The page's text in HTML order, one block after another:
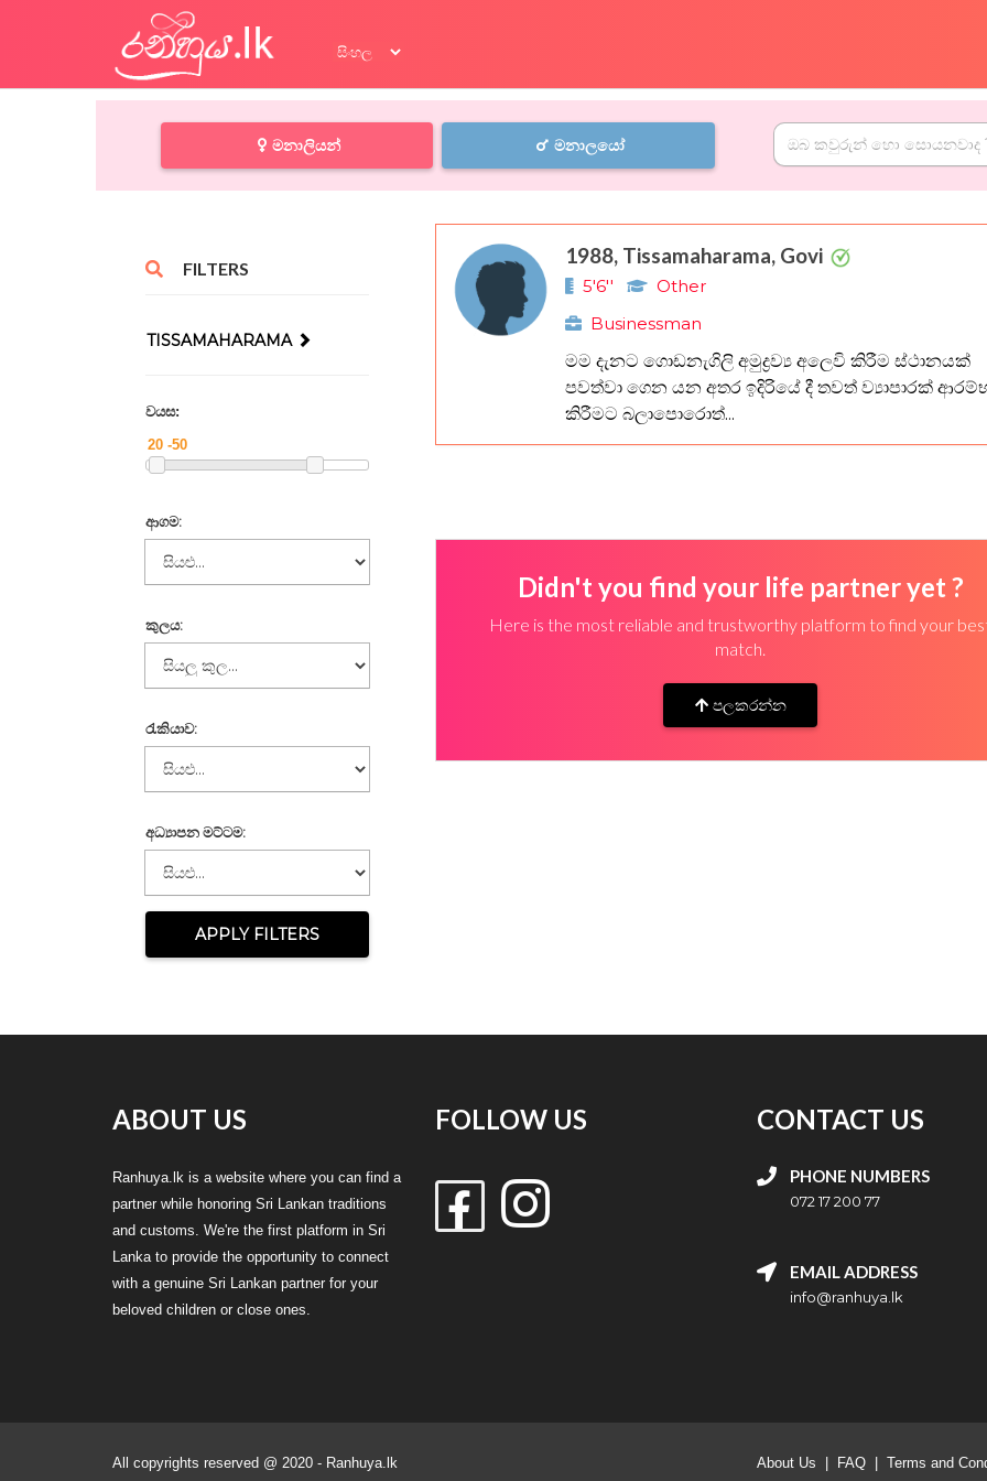
මනාලියන් මනාලයෝ
FILTERS
TISSAMAHARAMA
වයස:
ආගම:
කුලය:
රැකියාව:
අධ්‍යාපන මට්ටම:
APPLY FILTERS
1988, Tissamaharama, Govi
5'6''
Other
Businessman
මම දැනට ගොඩනැගිලි අමුද්‍රව්‍ය අලෙවි කිරීම ස්ථානයක්
පවත්වා ගෙන යන අතර ඉදිරියේ දී තවත් ව්‍යාපාරක්
කිරීමට බලාපොරොත්...
Didn't you find your life partner yet ?
Here is the most reliable and trustworthy platform to find your
match.
පලකරන්න
ABOUT US
Ranhuya.lk is a website where you can find a
partner while honoring Sri Lankan traditions
and customs. We're the first platform in Sri
Lanka to provide the opportunity to connect
with a genuine Sri Lankan partner for your
beloved children or close ones.
FOLLOW US CONTACT US
PHONE NUMBERS
072 17 200 77
EMAIL ADDRESS
info@ranhuya.lk
All copyrights reserved @ 2020 - Ranhuya.lk About Us FAQ Terms and